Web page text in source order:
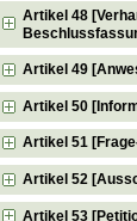
Artikel 48
Artikel 49
Artikel 50
Artikel 51
Artikel 52
Artikel 53